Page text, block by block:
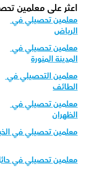
اعثر على معلمين
معلمين تحصيلي في
الرياض
معلمين تحصيلي في
المدينة المنورة
معلمين التحصيلي في
الطائف
معلمين تحصيلي في
الظهران
معلمين تحصيلي في
معلمين تحصيلي في